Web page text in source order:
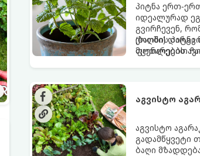
პიტნა ერთ-
იდეალურად
გვირჩევენ,
(ბაღში)
მცენარეებს
ქოთნის პიტნა
ფოთლებით
აგვისტო
აგვისტო
გადამწყვეტი
ბაღი